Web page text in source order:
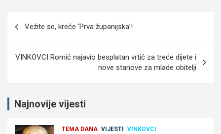
Vežite se, kreće ‘Prva županijska’!
VINKOVCI Romić najavio besplatan vrtić za treće dijete i
nove stanove za mlade obitelji
Najnovije vijesti
TEMA DANA VIJESTI VINKOVCI